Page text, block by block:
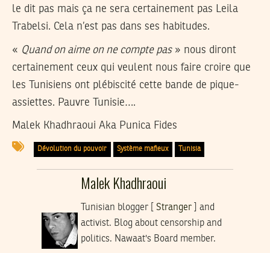
le dit pas mais ça ne sera certainement pas Leila
Trabelsi. Cela n’est pas dans ses habitudes.
« Quand on aime on ne compte pas» nous diront
certainement ceux qui veulent nous faire croire que
les Tunisiens ont plébiscité cette bande de pique-
assiettes. Pauvre Tunisie….
Malek Khadhraoui Aka Punica Fides
Dévolution du pouvoir Système mafieux Tunisia
Malek Khadhraoui
Tunisian blogger [ Stranger] and
activist. Blog about censorship and
politics. Nawaat's Board member.